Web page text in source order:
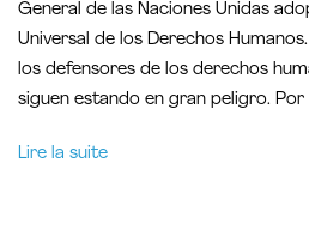
General de las Naciones Unidas
Universal de los Derechos
los defensores de los derechos
siguen estando en gran peligro. Por
Lire la suite